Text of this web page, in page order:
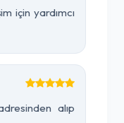
için yardımcı
alıp